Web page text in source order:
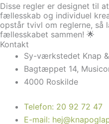
Disse regler er designet til
fællesskab og individuel
opstår tvivl om reglerne, så
fællesskabet sammen! 🌟
Kontakt
Sy-værkstedet Knap
Bagtæppet 14,
4000 Roskilde
Telefon: 20 92 72 47
E-mail: